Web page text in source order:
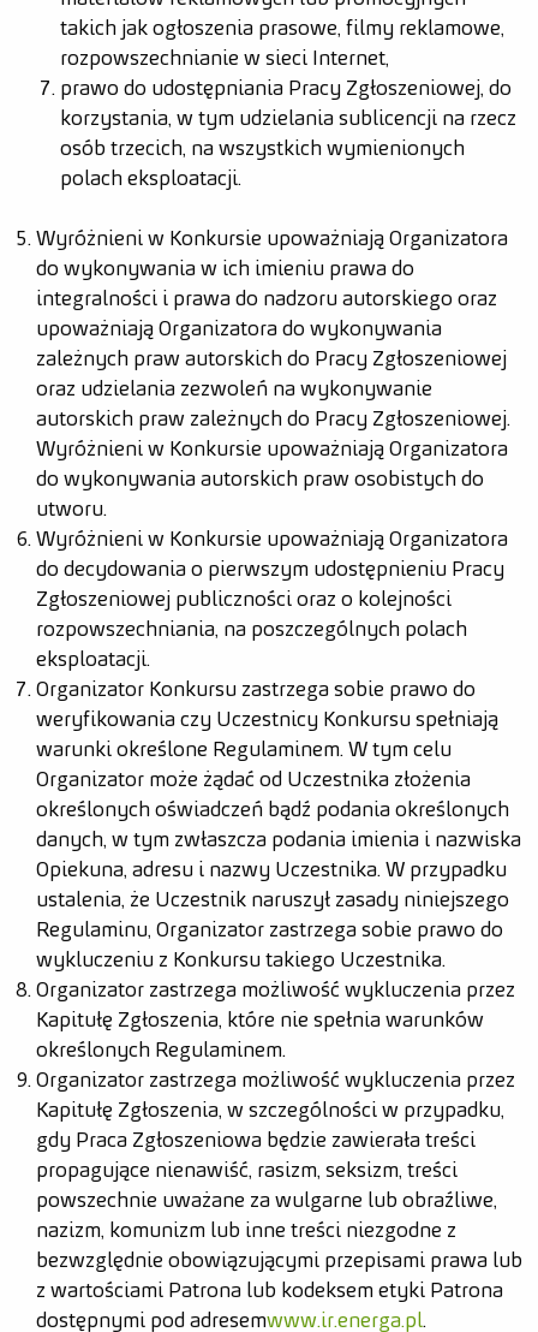
takich jak ogłoszenia prasowe, filmy reklamowe,
rozpowszechnianie w sieci Internet,
prawo do udostępniania Pracy Zgłoszeniowej, do
korzystania, w tym udzielania sublicencji na rzecz
osób trzecich, na wszystkich wymienionych
polach eksploatacji.
Wyróżnieni w Konkursie upoważniają Organizatora
do wykonywania w ich imieniu prawa do
integralności i prawa do nadzoru autorskiego oraz
upoważniają Organizatora do wykonywania
zależnych praw autorskich do Pracy Zgłoszeniowej
oraz udzielania zezwoleń na wykonywanie
autorskich praw zależnych do Pracy Zgłoszeniowej.
Wyróżnieni w Konkursie upoważniają Organizatora
do wykonywania autorskich praw osobistych do
utworu.
Wyróżnieni w Konkursie upoważniają Organizatora
do decydowania o pierwszym udostępnieniu Pracy
Zgłoszeniowej publiczności oraz o kolejności
rozpowszechniania, na poszczególnych polach
eksploatacji.
Organizator Konkursu zastrzega sobie prawo do
weryfikowania czy Uczestnicy Konkursu spełniają
warunki określone Regulaminem. W tym celu
Organizator może żądać od Uczestnika złożenia
określonych oświadczeń bądź podania określonych
danych, w tym zwłaszcza podania imienia i nazwiska
Opiekuna, adresu i nazwy Uczestnika. W przypadku
ustalenia, że Uczestnik naruszył zasady niniejszego
Regulaminu, Organizator zastrzega sobie prawo do
wykluczeniu z Konkursu takiego Uczestnika.
Organizator zastrzega możliwość wykluczenia przez
Kapitułę Zgłoszenia, które nie spełnia warunków
określonych Regulaminem.
Organizator zastrzega możliwość wykluczenia przez
Kapitułę Zgłoszenia, w szczególności w przypadku,
gdy Praca Zgłoszeniowa będzie zawierała treści
propagujące nienawiść, rasizm, seksizm, treści
powszechnie uważane za wulgarne lub obraźliwe,
nazizm, komunizm lub inne treści niezgodne z
bezwzględnie obowiązującymi przepisami prawa lub
z wartościami Patrona lub kodeksem etyki Patrona
dostępnymi pod adresemwww.ir.energa.pl.